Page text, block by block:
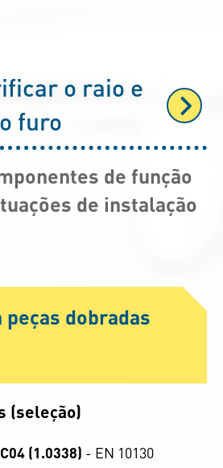
o raio e
furo
de função
de instalação
dobradas
(seleção)
(1.0338) - EN 10130